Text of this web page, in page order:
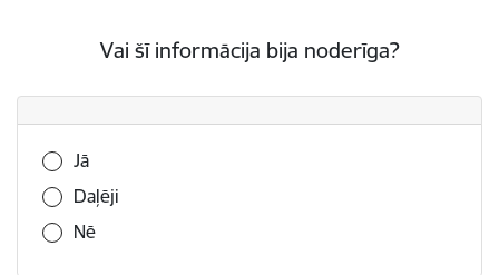
Vai šī informācija bija noderīga?
Vai šī informācija bija noderīga?
Jā
Daļēji
Nē